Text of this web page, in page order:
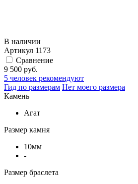
В наличии
Артикул 1173
Сравнение
9 500 руб.
5 человек рекомендуют
Гид по размерам Нет моего размера
Камень
Агат
Размер камня
10мм
-
Размер браслета